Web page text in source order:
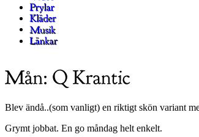
Blev ändå..(som vanligt) en riktigt skön variant
Grymt jobbat. En go måndag helt enkelt.